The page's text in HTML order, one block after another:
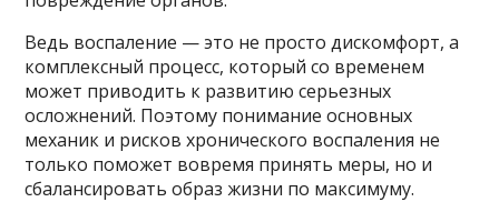
Ведь воспаление — это не просто дискомфорт, а
комплексный процесс, который со временем
может приводить к развитию серьезных
осложнений. Поэтому понимание основных
механик и рисков хронического воспаления не
только поможет вовремя принять меры, но и
сбалансировать образ жизни по максимуму.